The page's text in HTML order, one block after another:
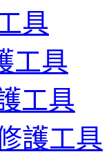
具
工具
工具
護工具